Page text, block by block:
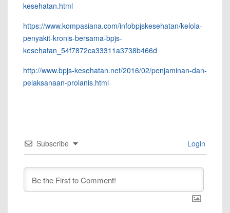
kesehatan.html
https://www.kompasiana.com/infobpjskesehatan/kelola-
penyakit-kronis-bersama-bpjs-
kesehatan_54f7872ca33311a3738b466d
http://www.bpjs-kesehatan.net/2016/02/penjaminan-dan-
pelaksanaan-prolanis.html
Subscribe Login